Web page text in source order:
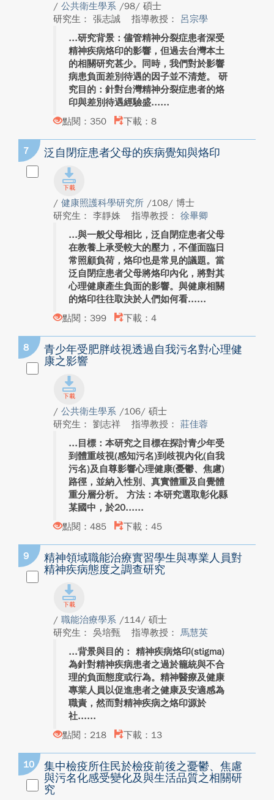
/ 公共衛生學系 /98/ 碩士
研究生： 張志誠
指導教授： 呂宗學
研究背景：儘管精神分裂症患者深受
精神疾病烙印的影響，但過去台灣本土
的相關研究甚少。同時，我們對於影響
病患負面差別待遇的因子並不清楚。 研
究目的：針對台灣精神分裂症患者的烙
印與差別待遇經驗盛...
點閱：350
下載：8
7 泛自閉症患者父母的疾病覺知與烙印
/ 健康照護科學研究所 /108/ 博士
研究生： 李靜姝
指導教授： 徐畢卿
與一般父母相比，泛自閉症患者父母
在教養上承受較大的壓力，不僅面臨日
常照顧負荷，烙印也是常見的議題。當
泛自閉症患者父母將烙印內化，將對其
心理健康產生負面的影響。與健康相關
的烙印往往取決於人們如何看...
點閱：399
下載：4
8
青少年受肥胖歧視透過自我污名對心理健
康之影響
/ 公共衛生學系 /106/ 碩士
研究生： 劉志祥
指導教授： 莊佳蓉
目標：本研究之目標在探討青少年受
到體重歧視(感知污名)到歧視內化(自我
污名)及自尊影響心理健康(憂鬱、焦慮)
路徑，並納入性別、真實體重及自覺體
重分層分析。 方法：本研究選取彰化縣
某國中，於20...
點閱：485
下載：45
9
精神領域職能治療實習學生與專業人員對
精神疾病態度之調查研究
/ 職能治療學系 /114/ 碩士
研究生： 吳培甄
指導教授： 馬慧英
背景與目的： 精神疾病烙印(stigma)
為針對精神疾病患者之過於籠統與不合
理的負面態度或行為。精神醫療及健康
專業人員以促進患者之健康及安適感為
職責，然而對精神疾病之烙印源於
社...
點閱：218
下載：13
10
集中檢疫所住民於檢疫前後之憂鬱、焦慮
與污名化感受變化及與生活品質之相關研
究